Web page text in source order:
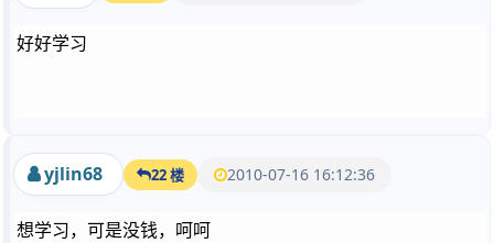
好好学习
yjlin68 22 楼 2010-07-16 16:12:36
想学习，可是没钱，呵呵